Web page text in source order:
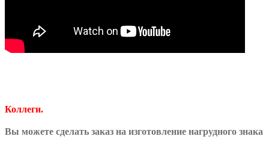
Коллеги.
Вы можете сделать заказ на изготовление нагрудного знака